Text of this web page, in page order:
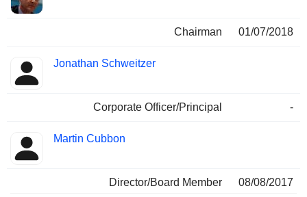
Chairman 01/07/2018
Jonathan Schweitzer
Corporate Officer/Principal -
Martin Cubbon
Director/Board Member
08/08/2017